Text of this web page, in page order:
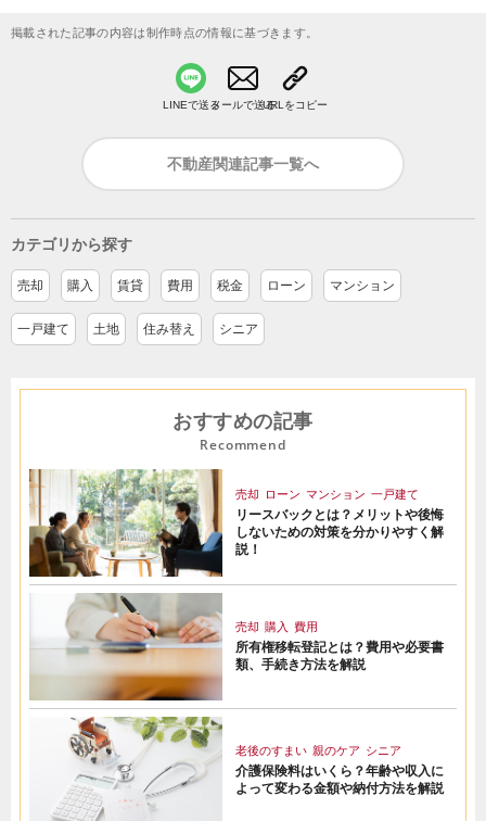
掲載された記事の内容は制作時点の情報に基づきます。
LINEで送るメールで送るURLをコピー
不動産関連記事一覧へ
カテゴリから探す
売却 購入 賃貸 費用 税金 ローン マンション
一戸建て 土地 住み替え シニア
おすすめの記事
Recommend
売却 ローン マンション 一戸建て
リースバックとは？メリットや後悔
しないための対策を分かりやすく解
説！
売却 購入 費用
所有権移転登記とは？費用や必要書
類、手続き方法を解説
老後のすまい 親のケア シニア
介護保険料はいくら？年齢や収入に
よって変わる金額や納付方法を解説